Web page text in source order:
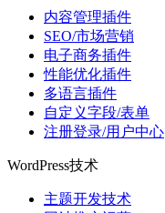
内容管理插件
SEO/市场营销
电子商务插件
性能优化插件
多语言插件
自定义字段/表单
注册登录/用户中心
WordPress技术
主题开发技术